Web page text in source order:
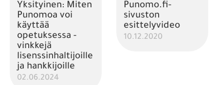
Yksityinen: Miten
Punomoa voi
käyttää
opetuksessa -
vinkkejä
lisenssinhaltijoille
ja hankkijoille
02.06.2024
Punomo.fi-
sivuston
esittelyvideo
10.12.2020